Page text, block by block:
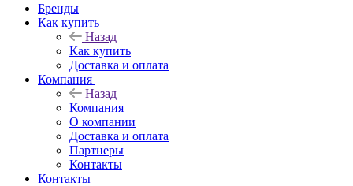
Бренды
Как купить
Назад
Как купить
Доставка и оплата
Компания
Назад
Компания
О компании
Доставка и оплата
Партнеры
Контакты
Контакты